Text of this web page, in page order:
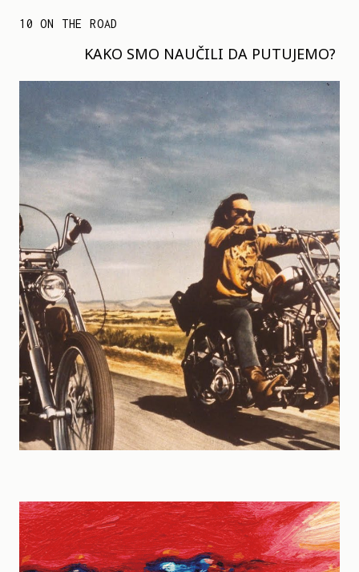
10 ON THE ROAD
KAKO SMO NAUČILI DA PUTUJEMO?